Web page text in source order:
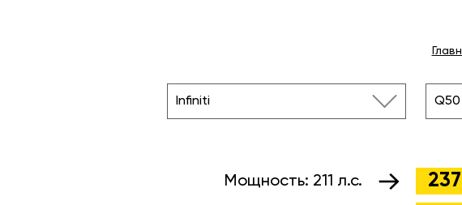
Infiniti Q50
Мощность: 211 л.с. 237